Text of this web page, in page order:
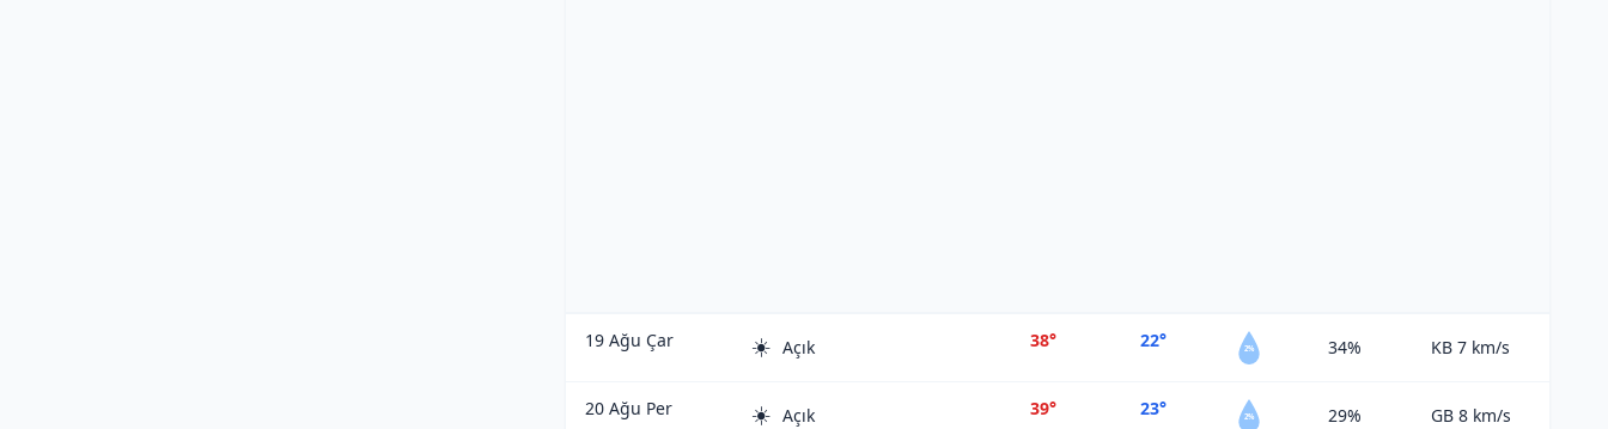
19 Ağu Çar ☀️ Açık 38° 22° 2% 34% KB 7 km/s
20 Ağu Per ☀️ Açık 39° 23° 2% 29% GB 8 km/s